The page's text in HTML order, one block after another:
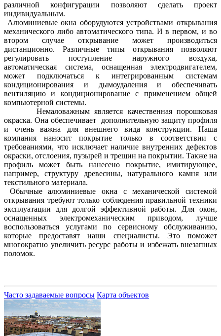
различной конфигурации позволяют сделать проект
индивидуальным.
Алюминиевые окна оборудуются устройствами открывания
механического либо автоматического типа. И в первом, и во
втором случае открывание может производиться
дистанционно. Различные типы открывания позволяют
регулировать поступление наружного воздуха,
автоматическая система, оснащенная электродвигателем,
может подключаться к интегрированным системам
кондиционирования и дымоудаления и обеспечивать
вентиляцию и кондиционирование с применением общей
компьютерной системы.
Немаловажным является качественная порошковая
окраска. Она обеспечивает дополнительную защиту профиля
и очень важна для внешнего вида конструкции. Наша
компания наносит покрытие только в соответствии с
требованиями, что исключает наличие внутренних дефектов
окраски, отслоения, пузырей и трещин на покрытии. Также на
профиль может быть нанесено покрытие, имитирующее,
например, структуру древесины, натурального камня или
текстильного материала.
Обычные алюминиевые окна с механической системой
открывания требуют только соблюдения правильной техники
эксплуатации для долгой эффективной работы. Для окон,
оснащенных электромеханическим приводом, лучше
воспользоваться услугами по сервисному обслуживанию,
которые предоставят наши специалисты. Это поможет
многократно увеличить ресурс работы и избежать внезапных
поломок.
Часто задаваемые вопросы Карта объектов